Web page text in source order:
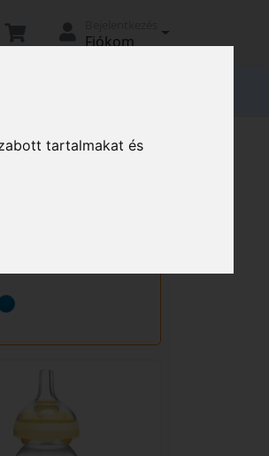
tartalmakat és
Fiókom